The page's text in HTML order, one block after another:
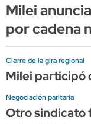
Milei
por cadena
Cierre de la gira regional
Milei participó
Negociación paritaria
Otro sindicato